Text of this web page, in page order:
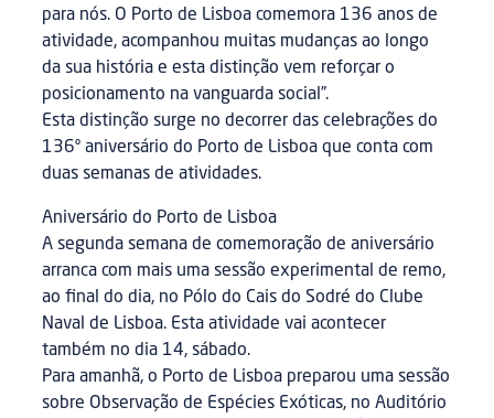
para nós. O Porto de Lisboa comemora 136 anos de
atividade, acompanhou muitas mudanças ao longo
da sua história e esta distinção vem reforçar o
posicionamento na vanguarda social”.
Esta distinção surge no decorrer das celebrações do
136º aniversário do Porto de Lisboa que conta com
duas semanas de atividades.
Aniversário do Porto de Lisboa
A segunda semana de comemoração de aniversário
arranca com mais uma sessão experimental de remo,
ao final do dia, no Pólo do Cais do Sodré do Clube
Naval de Lisboa. Esta atividade vai acontecer
também no dia 14, sábado.
Para amanhã, o Porto de Lisboa preparou uma sessão
sobre Observação de Espécies Exóticas, no Auditório